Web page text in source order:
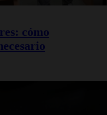
cómo